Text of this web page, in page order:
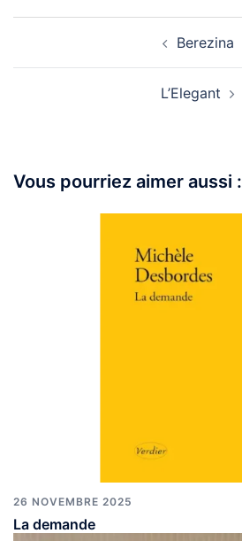
Berezina
L’Elegant
Vous pourriez aimer aussi :
26 NOVEMBRE 2025
La demande